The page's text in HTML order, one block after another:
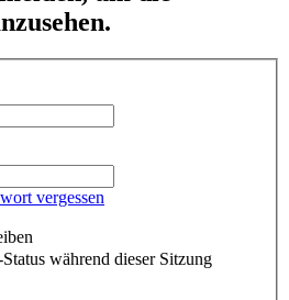
vergessen
während dieser Sitzung